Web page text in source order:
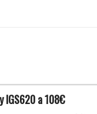
IGS620 a 108€